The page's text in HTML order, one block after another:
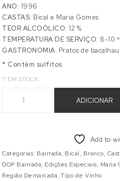
ANO: 1996
CASTAS: Bical e Maria Gomes
TEOR ALCOÓLICO:12 %
TEMPERATURA DE SERVIÇO: 8-10
GASTRONOMIA: Pratos de bacalhau
* Contém sulfitos
7 EM STOCK
ADICIONAR
Add to
Categorias: Bairrada, Bical, Branco,
DOP Bairrada, Edições Especiais, Maria
Região Demarcada,Tipo de Vinho